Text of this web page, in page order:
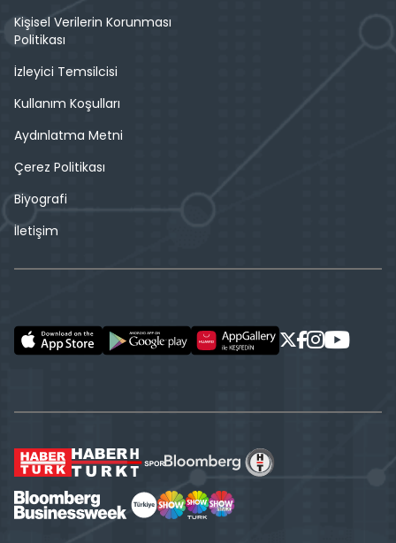
Kişisel Verilerin Korunması
Politikası
İzleyici Temsilcisi
Kullanım Koşulları
Aydınlatma Metni
Çerez Politikası
Biyografi
İletişim